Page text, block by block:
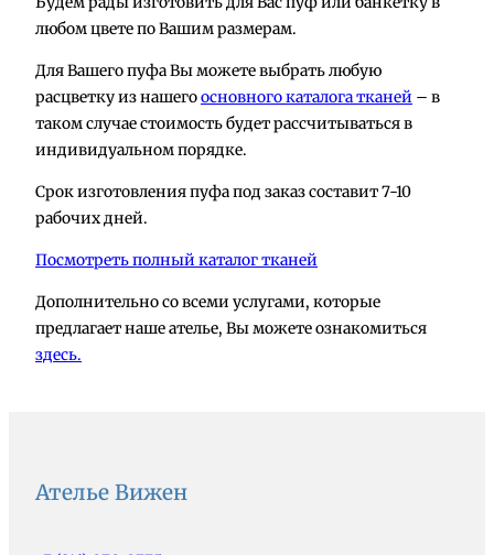
любом цвете по Вашим размерам.
Для Вашего пуфа Вы можете выбрать любую
расцветку из нашегоосновного каталога тканей – в
таком случае стоимость будет рассчитываться в
индивидуальном порядке.
Срок изготовления пуфа под заказ составит 7-10
рабочих дней.
Посмотреть полный каталог тканей
Дополнительно со всеми услугами, которые
предлагает наше ателье, Вы можете ознакомиться
здесь.
Ателье Вижен